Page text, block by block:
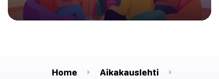
Home
Aikakauslehti